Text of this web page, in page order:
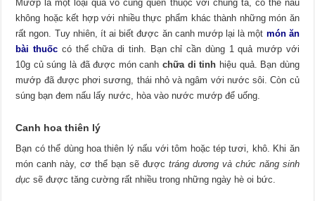
Mướp là một loại quả vô cùng quen thuộc với chúng ta, có thể nấu
không hoặc kết hợp với nhiều thực phẩm khác thành những món ăn
rất ngon. Tuy nhiên, ít ai biết được ăn canh mướp lại là một món ăn
bài thuốc có thể chữa di tinh. Bạn chỉ cần dùng 1 quả mướp với
10g củ súng là đã được món canhchữa di tinh hiệu quả. Bạn dùng
mướp đã được phơi sương, thái nhỏ và ngâm với nước sôi. Còn củ
súng bạn đem nấu lấy nước, hòa vào nước mướp để uống.
Canh hoa thiên lý
Bạn có thể dùng hoa thiên lý nấu với tôm hoặc tép tươi, khô. Khi ăn
món canh này, cơ thể bạn sẽ được tráng dương và chức năng sinh
dục sẽ được tăng cường rất nhiều trong những ngày hè oi bức.